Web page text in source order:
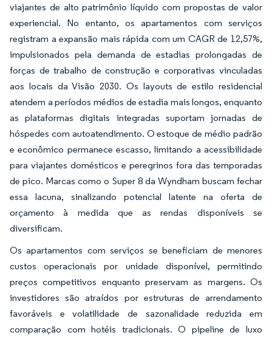
viajantes de alto patrimônio líquido com propostas de valor
experiencial. No entanto, os apartamentos com serviços
registram a expansão mais rápida com um CAGR de 12,57%,
impulsionados pela demanda de estadias prolongadas de
forças de trabalho de construção e corporativas vinculadas
aos locais da Visão 2030. Os layouts de estilo residencial
atendem a períodos médios de estadia mais longos, enquanto
as plataformas digitais integradas suportam jornadas de
hóspedes com autoatendimento. O estoque de médio padrão
e econômico permanece escasso, limitando a acessibilidade
para viajantes domésticos e peregrinos fora das temporadas
de pico. Marcas como o Super 8 da Wyndham buscam fechar
essa lacuna, sinalizando potencial latente na oferta de
orçamento à medida que as rendas disponíveis se
diversificam.
Os apartamentos com serviços se beneficiam de menores
custos operacionais por unidade disponível, permitindo
preços competitivos enquanto preservam as margens. Os
investidores são atraídos por estruturas de arrendamento
favoráveis e volatilidade de sazonalidade reduzida em
comparação com hotéis tradicionais. O pipeline de luxo